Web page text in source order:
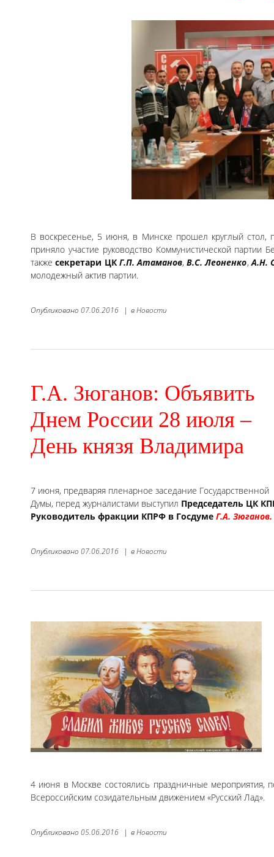
В воскресенье, 5 июня, в Минске прошел круглый стол,
приняло участие руководство Коммунистической партии
такжесекретари ЦК Г.П. Атаманов,В.С. Леоненко,А.Н.
молодежный актив партии.
Опубликовано 07.06.2016 | вНовости
Г.А. Зюганов: Объявить
Днем России 28 июля –
День князя Владимира
7 июня, предваряя пленарное заседание Государственной
Думы, перед журналистами выступил Председатель ЦК
Руководитель фракции КПРФ в Госдуме Г.А. Зюганов.
Опубликовано 07.06.2016 | вНовости
4 июня в Москве состоялись праздничные
Всероссийским созидательным движением «Русский Лад».
Опубликовано 05.06.2016 | вНовости